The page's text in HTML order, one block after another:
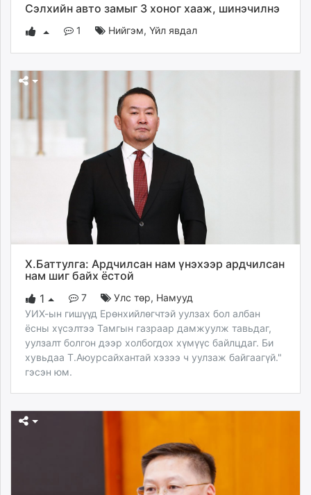
Сэлхийн авто замыг 3 хоног хааж, шинэчилнэ
1 Нийгэм,Үйл явдал
Х.Баттулга: Ардчилсан нам үнэхээр ардчилсан
нам шиг байх ёстой
1
7 Улс төр, Намууд
УИХ-ын гишүүд Ерөнхийлөгчтэй уулзах бол албан
ёсны хүсэлтээ Тамгын газраар дамжуулж тавьдаг,
уулзалт болгон дээр холбогдох хүмүүс байлцдаг. Би
хувьдаа Т.Аюурсайхантай хэзээ ч уулзаж байгаагүй."
гэсэн юм.